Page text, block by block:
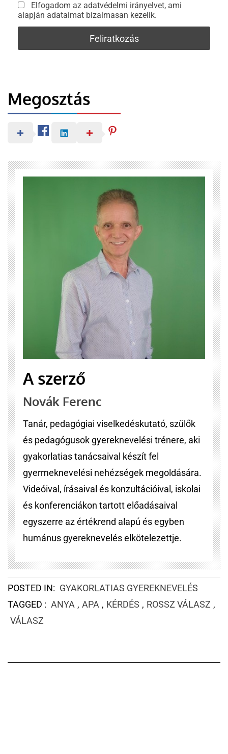
Elfogadom az adatvédelmi irányelvet, ami
alapján adataimat bizalmasan kezelik.
Megosztás
A szerző
Novák Ferenc
Tanár, pedagógiai viselkedéskutató, szülők
és pedagógusok gyereknevelési trénere, aki
gyakorlatias tanácsaival készít fel
gyermeknevelési nehézségek megoldására.
Videóival, írásaival és konzultációival, iskolai
és konferenciákon tartott előadásaival
egyszerre az értékrend alapú és egyben
humánus gyereknevelés elkötelezettje.
POSTED IN: GYAKORLATIAS GYEREKNEVELÉS
TAGGED : ANYA , APA , KÉRDÉS , ROSSZ VÁLASZ ,
VÁLASZ